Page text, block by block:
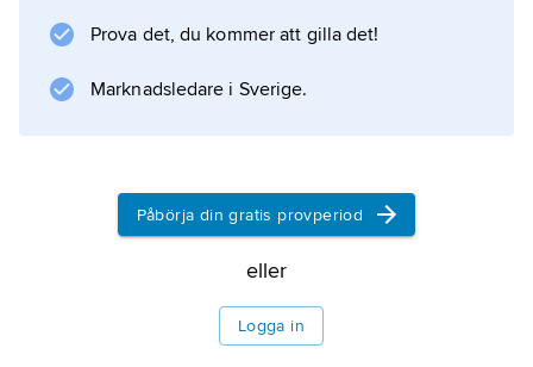
Berglund (född 1963). Esbjörn Svensson Trio,
sedermera E.S.T., samarbetade med bl.a.
Viktoria Tolstoy (
Prova det, du kommer att gilla det!
Marknadsledare i Sverige.
Påbörja din gratis provperiod
eller
Logga in